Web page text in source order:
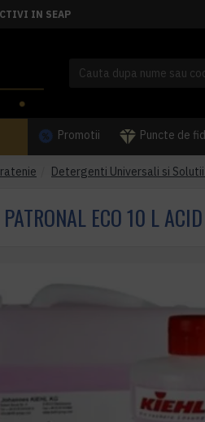
IN SEAP
Promotii Puncte de
Detergenti Universali si
ECO 10 L